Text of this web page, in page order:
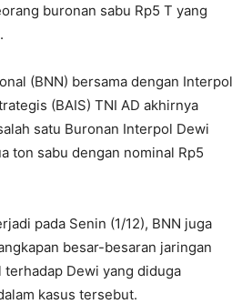
buronan sabu Rp5 T yang
(BNN) bersama dengan Interpol
(BAIS) TNI AD akhirnya
satu Buronan Interpol Dewi
ton sabu dengan nominal Rp5
pada Senin (1/12), BNN juga
besar-besaran jaringan
Dewi yang diduga
kasus tersebut.